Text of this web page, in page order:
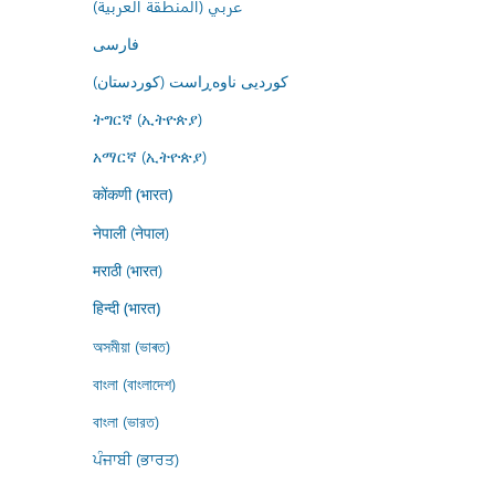
عربي (المنطقة العربية)
فارسى
کوردیی ناوەڕاست (کوردستان)
ትግርኛ (ኢትዮጵያ)
አማርኛ (ኢትዮጵያ)
कोंकणी (भारत)
नेपाली (नेपाल)
मराठी (भारत)
हिन्दी (भारत)
অসমীয়া (ভাৰত)
বাংলা (বাংলাদেশ)
বাংলা (ভারত)
ਪੰਜਾਬੀ (ਭਾਰਤ)